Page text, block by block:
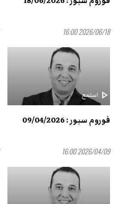
2026/06/18 16:00
play_arrow استمع
فوروم سبور : 09/04/2026
2026/04/09 16:00